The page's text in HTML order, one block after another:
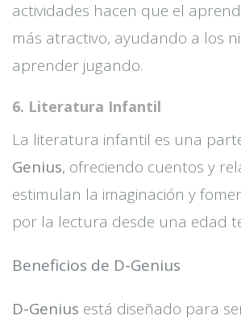
actividades hacen que el
más atractivo, ayudando a los
aprender jugando.
6. Literatura Infantil
La literatura infantil es una
Genius, ofreciendo cuentos y
estimulan la imaginación y
por la lectura desde una edad
Beneficios de D-Genius
D-Genius está diseñado para